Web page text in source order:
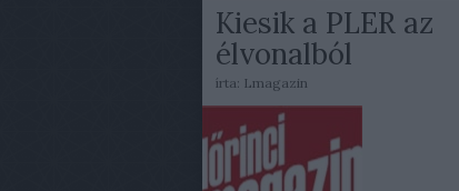
Kiesik a PLER az
élvonalból
írta: Lmagazin